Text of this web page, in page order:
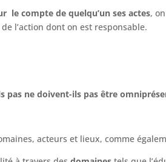
le compte de quelqu’un ses actes,
l’action dont on est responsable.
pas ne doivent-ils pas être
acteurs et lieux, comme